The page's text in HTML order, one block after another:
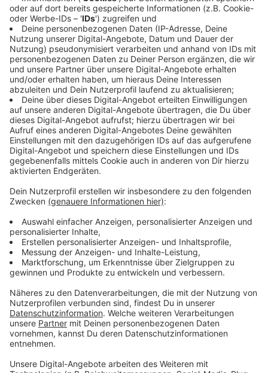
Kopfkino.
Diese Folge beleuchtet, warum wir heute so
überfordert sind, wenn es darum geht,
Verantwortung für das eigene Leben zu
übernehmen. Warum äußere Meinungen oft lauter
sind als die eigene innere Stimme. Warum wir lieber
auf Bestätigung warten, statt eine klare Haltung
einzunehmen. Und warum viele Menschen
Entscheidungen erst dann treffen, wenn sie von
außen dazu gezwungen werden – durch Krisen,
Verluste oder Druck.
Ein besonderer Fokus liegt auf Entscheidungen rund
um Geld und Werte. Nicht im Sinne von Produkten
oder Empfehlungen, sondern auf der Frage, warum
finanzielle Entscheidungen emotional so stark
aufgeladen sind. Warum Angst oft stärker ist als
Vernunft. Warum Menschen lieber nichts tun, als
sich mit Unsicherheit auseinanderzusetzen. Und
warum Zeit dabei der unsichtbare Faktor ist, den
viele unterschätzen.
Diese Episode ist bewusst ruhig gehalten. Kein
Fachjargon. Keine Zahlenkeule. Keine schnellen
Lösungen. Stattdessen echte Gedanken, ehrliche
Beobachtungen und Beispiele aus dem Alltag.
Dinge, die jeder kennt, aber selten ausspricht.